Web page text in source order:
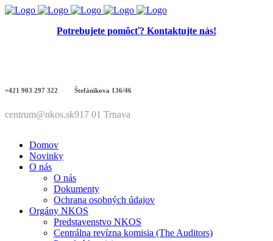
Potrebujete pomôcť? Kontaktujte nás!
+421 903 297 322
centrum@nkos.sk
Štefánikova 136/46
917 01 Trnava
Domov
Novinky
O nás
O nás
Dokumenty
Ochrana osobných údajov
Orgány NKOS
Predstavenstvo NKOS
Centrálna revízna komisia (The Auditors)